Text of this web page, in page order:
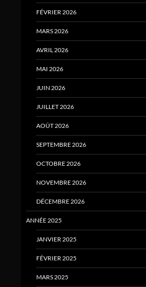
FÉVRIER 2026
MARS 2026
AVRIL 2026
MAI 2026
JUIN 2026
JUILLET 2026
AOÛT 2026
SEPTEMBRE 2026
OCTOBRE 2026
NOVEMBRE 2026
DÉCEMBRE 2026
ANNÉE 2025
JANVIER 2025
FÉVRIER 2025
MARS 2025